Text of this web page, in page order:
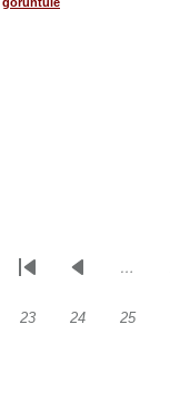
görüntüle
Sayfalama
İlk
Önceki…
Sayfa
23 Sayfa
24 Sayfa
25